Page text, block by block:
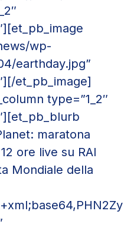
wp-
earthday.jpg”
et_pb_image]
type=”1_2″
maratona
ore live su RAI
Mondiale della